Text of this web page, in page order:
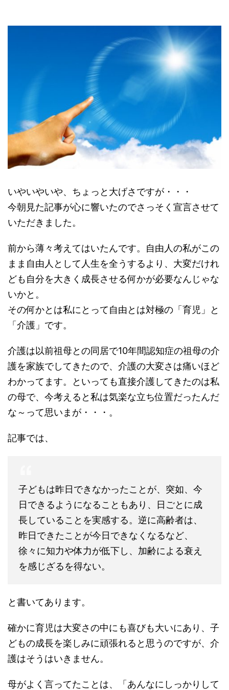
いやいやいや、ちょっと大げさですが・・・
今朝見た記事が心に響いたのでさっそく宣言させて
いただきました。
前から薄々考えてはいたんです。自由人の私がこの
まま自由人として人生を全うするより、大変だけれ
ども自分を大きく成長させる何かが必要なんじゃな
いかと。
その何かとは私にとって自由とは対極の「育児」と
「介護」です。
介護は以前祖母との同居で10年間認知症の祖母の介
護を家族でしてきたので、介護の大変さは痛いほど
わかってます。といっても直接介護してきたのは私
の母で、今考えると私は気楽な立ち位置だったんだ
な～って思いまが・・・。
記事では、
子どもは昨日できなかったことが、突如、今
日できるようになることもあり、日ごとに成
長していることを実感する。逆に高齢者は、
昨日できたことが今日できなくなるなど、
徐々に知力や体力が低下し、加齢による衰え
を感じざるを得ない。
と書いてあります。
確かに育児は大変さの中にも喜びも大いにあり、子
どもの成長を楽しみに頑張れると思うのですが、介
護はそうはいきません。
母がよく言ってたことは、「あんなにしっかりして